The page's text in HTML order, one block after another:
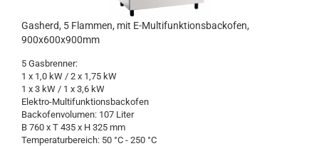
Gasherd, 5 Flammen, mit E-Multifunktionsbackofen,
900x600x900mm
5 Gasbrenner:
1 x 1,0 kW / 2 x 1,75 kW
1 x 3 kW / 1 x 3,6 kW
Elektro-Multifunktionsbackofen
Backofenvolumen: 107 Liter
B 760 x T 435 x H 325 mm
Temperaturbereich: 50 °C - 250 °C